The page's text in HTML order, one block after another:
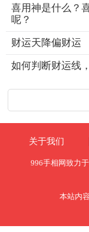
喜用神是什么？
呢？
财运天降偏财运
如何判断财运线
关于我们
996手相网致力
本站内